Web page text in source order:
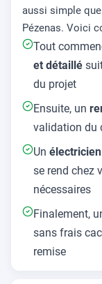
aussi simple
Pézenas. Voici
Tout
et détaillé
du projet
Ensuite, un
validation du
Un
se rend chez
nécessaires
Finalement,
sans frais
remise